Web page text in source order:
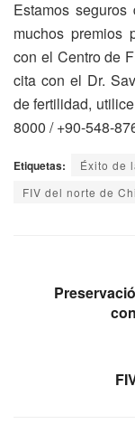
Estamos
muchos premios
con el Centro de
cita con el Dr.
de fertilidad,
8000 / +90-548-
Etiquetas: Éxito de
FIV del norte de